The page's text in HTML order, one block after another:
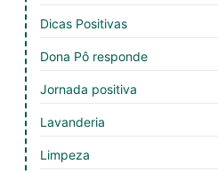
Dicas Positivas
Dona Pô responde
Jornada positiva
Lavanderia
Limpeza